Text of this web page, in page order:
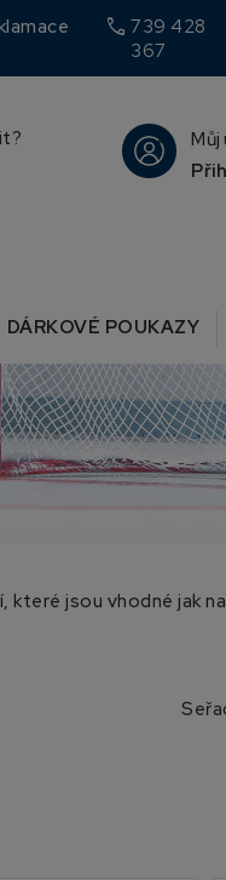
call 739 428
367
DÁRKOVÉ POUKAZY
které jsou vhodné jak